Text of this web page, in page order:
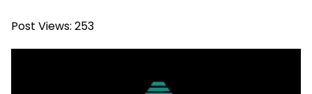
Post Views: 253